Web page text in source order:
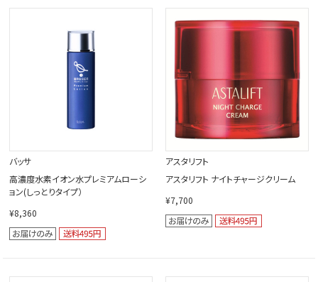
バッサ
高濃度水素イオン水プレミアムローシ
ョン(しっとりタイプ）
¥8,360
アスタリフト
アスタリフト ナイトチャージクリーム
¥7,700